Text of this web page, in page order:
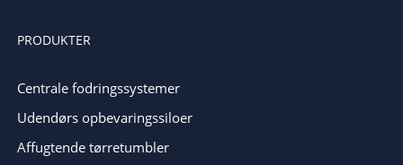
PRODUKTER
Centrale fodringssystemer
Udendørs opbevaringssiloer
Affugtende tørretumbler